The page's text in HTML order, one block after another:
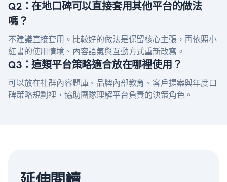
Q2：在地口碑可以直接套用其他平台的做法
嗎？
不建議直接套用。比較好的做法是保留核心主張，再依照小
紅書的使用情境、內容語氣與互動方式重新改寫。
Q3：這類平台策略適合放在哪裡使用？
可以放在社群內容題庫、品牌內部教育、客戶提案與年度口
碑策略規劃裡，協助團隊理解平台負責的決策角色。